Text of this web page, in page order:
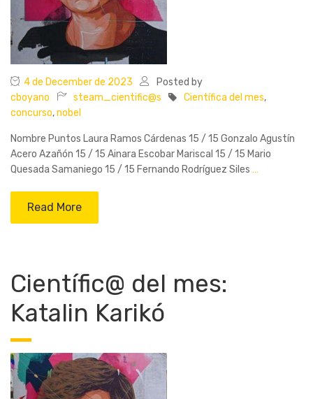
4 de December de 2023
Posted by
cboyano
steam_cientific@s Científica del mes,
concurso,nobel
Nombre Puntos Laura Ramos Cárdenas 15 / 15 Gonzalo Agustín
Acero Azañón 15 / 15 Ainara Escobar Mariscal 15 / 15 Mario
Quesada Samaniego 15 / 15 Fernando Rodríguez Siles …
Read More
Científic@ del mes:
Katalin Karikó